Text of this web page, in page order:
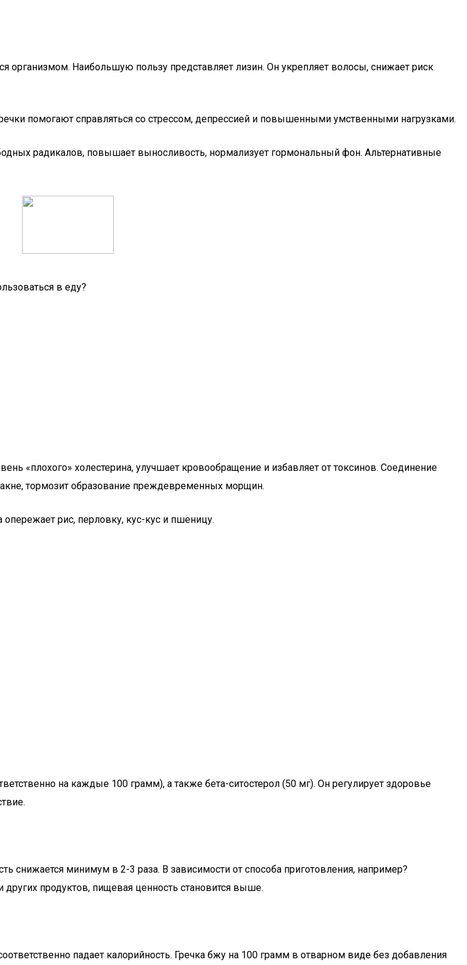
организмом. Наибольшую пользу представляет лизин. Он укрепляет волосы, снижает риск
помогают справляться со стрессом, депрессией и повышенными умственными нагрузками.
радикалов, повышает выносливость, нормализует гормональный фон. Альтернативные
в еду?
«плохого» холестерина, улучшает кровообращение и избавляет от токсинов. Соединение
тормозит образование преждевременных морщин.
рис, перловку, кус-кус и пшеницу.
на каждые 100 грамм), а также бета-ситостерол (50 мг). Он регулирует здоровье
снижается минимум в 2-3 раза. В зависимости от способа приготовления, например?
продуктов, пищевая ценность становится выше.
падает калорийность. Гречка бжу на 100 грамм в отварном виде без добавления